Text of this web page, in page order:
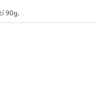
90g.